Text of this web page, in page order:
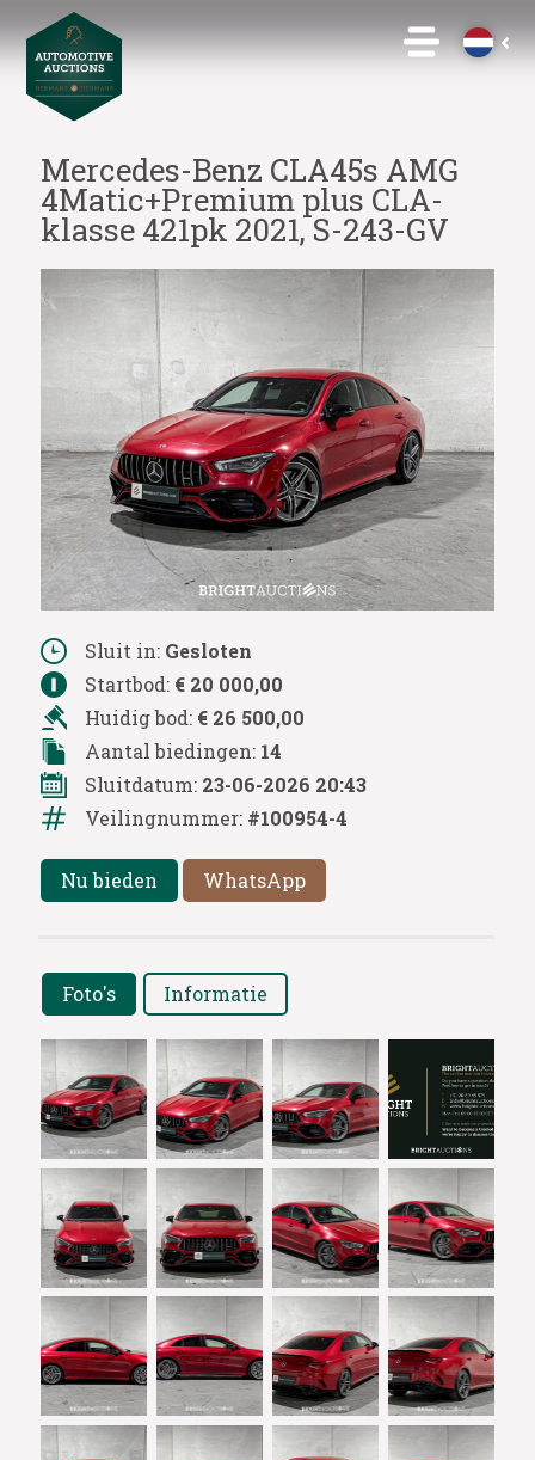
Mercedes-Benz CLA45s AMG
4Matic+Premium plus CLA-
klasse 421pk 2021, S-243-GV
Sluit in: Gesloten
Startbod: € 20 000,00
Huidig bod: € 26 500,00
Aantal biedingen: 14
Sluitdatum: 23-06-2026 20:43
Veilingnummer: #100954-4
Nu bieden WhatsApp
Foto's Informatie